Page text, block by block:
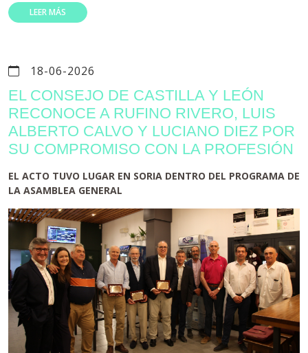
LEER MÁS
18-06-2026
EL CONSEJO DE CASTILLA Y LEÓN
RECONOCE A RUFINO RIVERO, LUIS
ALBERTO CALVO Y LUCIANO DIEZ POR
SU COMPROMISO CON LA PROFESIÓN
EL ACTO TUVO LUGAR EN SORIA DENTRO DEL PROGRAMA DE
LA ASAMBLEA GENERAL